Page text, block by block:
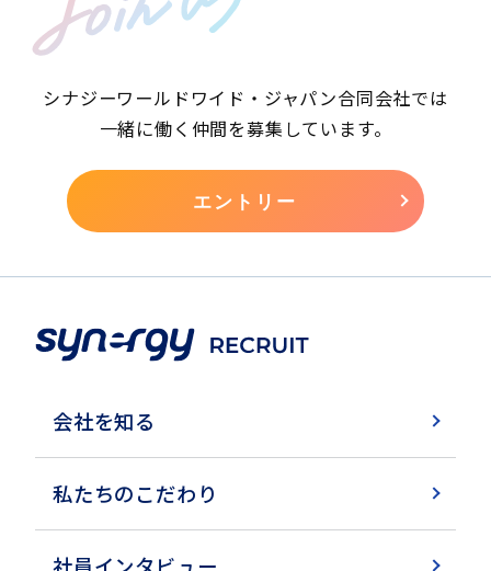
シナジーワールドワイド・ジャパン合同会社では
一緒に働く仲間を募集しています。
エントリー
会社を知る
私たちのこだわり